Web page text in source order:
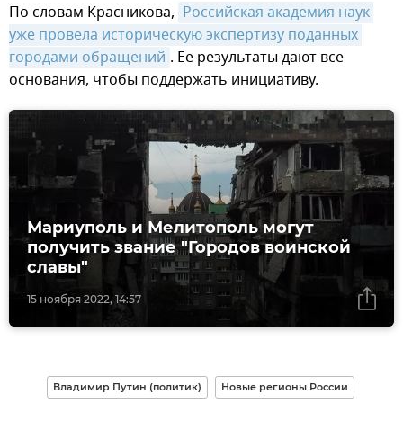
По словам Красникова, Российская академия наук
уже провела историческую экспертизу поданных
городами обращений . Ее результаты дают все
основания, чтобы поддержать инициативу.
15 ноября 2022, 14:57
Мариуполь и Мелитополь могут
получить звание "Городов воинской
славы"
Владимир Путин (политик) Новые регионы России